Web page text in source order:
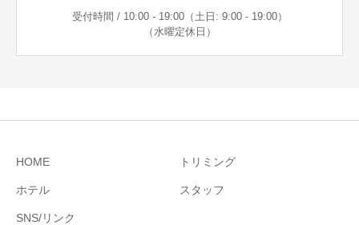
受付時間 / 10:00 - 19:00（土日: 9:00 - 19:00）
（水曜定休日）
HOME トリミング
ホテル スタッフ
SNS/リンク